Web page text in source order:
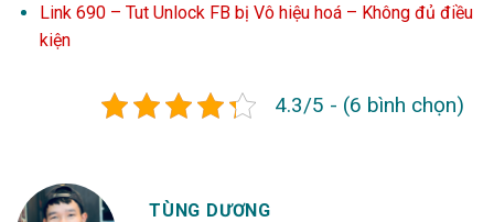
Link 690 – Tut Unlock FB bị Vô hiệu hoá – Không đủ điều
kiện
4.3/5 - (6 bình chọn)
TÙNG DƯƠNG